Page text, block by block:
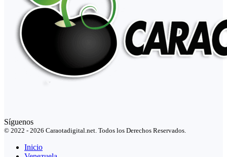
Síguenos
© 2022 - 2026 Caraotadigital.net. Todos los Derechos Reservados.
Inicio